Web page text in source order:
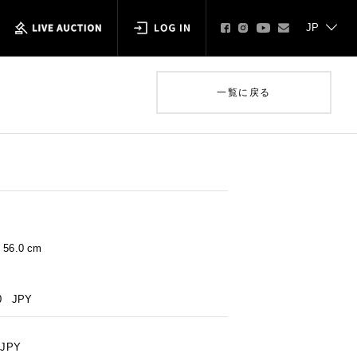
一覧に戻る
cm
JPY
JPY